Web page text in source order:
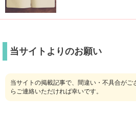
当サイトよりのお願い
当サイトの掲載記事で、間違い・不具合がご
らご連絡いただければ幸いです。